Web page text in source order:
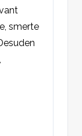
smerte